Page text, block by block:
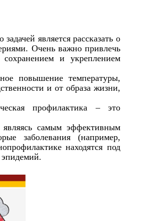
является рассказать о
Очень важно привлечь
и укреплением
повышение температуры,
и от образа жизни,
профилактика – это
являясь самым эффективным
заболевания (например,
находятся под